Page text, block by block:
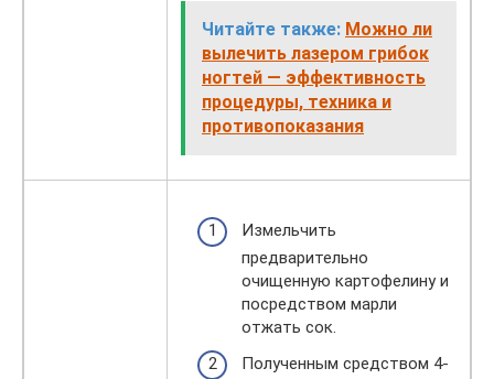
Читайте также: Можно ли
вылечить лазером грибок
ногтей — эффективность
процедуры, техника и
противопоказания
Измельчить
предварительно
очищенную картофелину и
посредством марли
отжать сок.
Полученным средством 4-